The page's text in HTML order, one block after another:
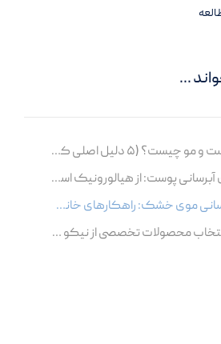
...
علت خشکی پوست و مو چیست؟ (۵ دلیل اصلی که باید بشناسید)
بهترین روش‌های آبرسانی پوست: از هیالورونیک اسید تا محصولات تخصصی
بهترین روش آبرسانی موی خشک: راهکارهای خانگی و تخصصی
جمع‌بندی: چرا انتخاب محصولات تخصصی از نیکو تجارت اهمیت دارد؟